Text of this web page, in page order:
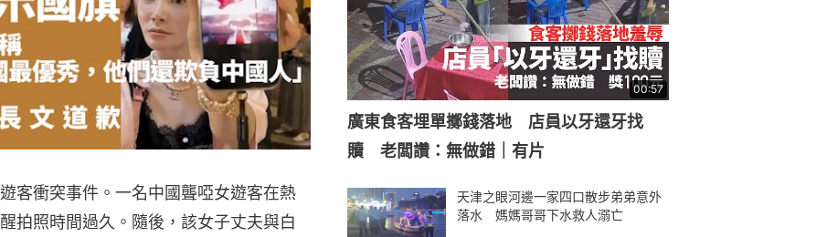
客衝突事件。一名中國聾啞女遊客在熱
拍照時間過久。隨後，該女子丈夫與白
00:57
廣東食客埋單擲錢落地 店員以牙還牙找
贖 老闆讚：無做錯｜有片
天津之眼河邊一家四口散步弟弟意外
落水 媽媽哥哥下水救人溺亡